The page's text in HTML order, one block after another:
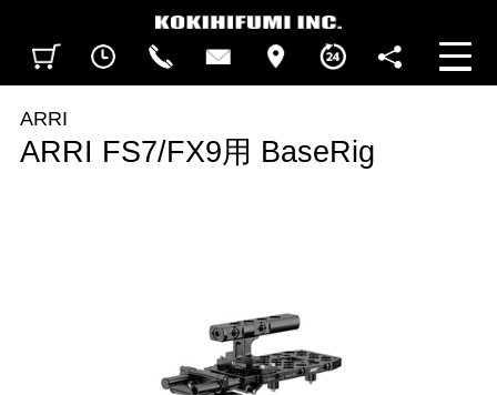
BUSINESS HOURS
FOLLOW US
ARRI
ARRI FS7/FX9用 BaseRig